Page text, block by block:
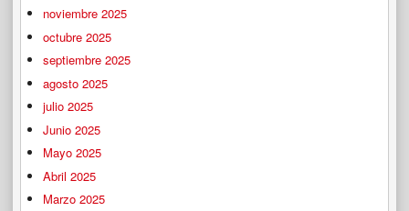
noviembre 2025
octubre 2025
septiembre 2025
agosto 2025
julio 2025
Junio 2025
Mayo 2025
Abril 2025
Marzo 2025